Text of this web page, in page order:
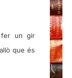
fer un gir
que és